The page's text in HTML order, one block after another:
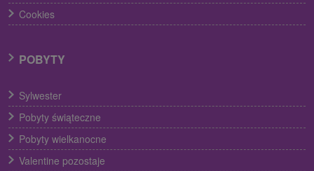
Cookies
POBYTY
Sylwester
Pobyty świąteczne
Pobyty wielkanocne
Valentine pozostaje